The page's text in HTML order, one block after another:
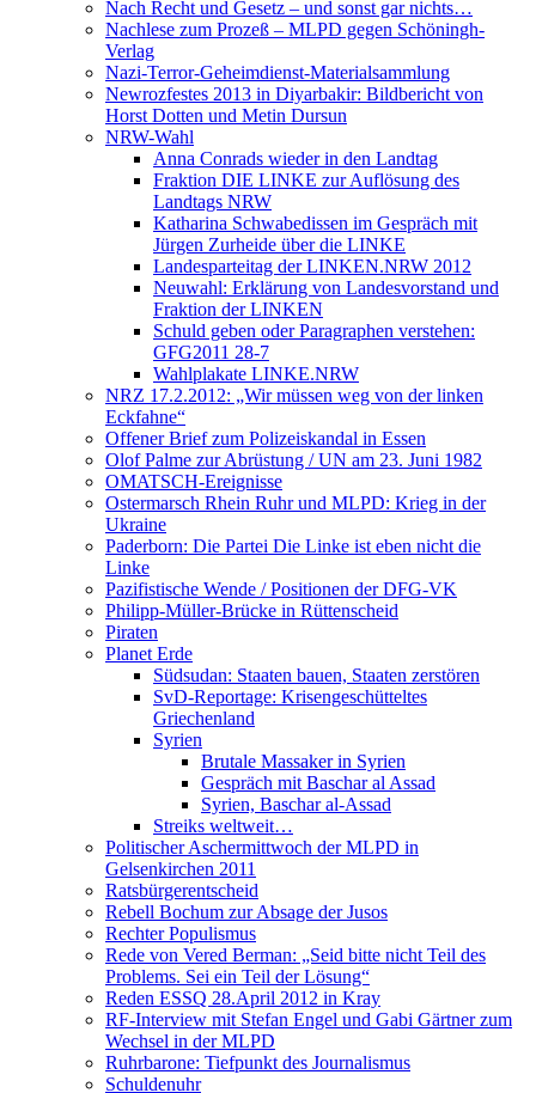
Nach Recht und Gesetz – und sonst gar nichts…
Nachlese zum Prozeß – MLPD gegen Schöningh-
Verlag
Nazi-Terror-Geheimdienst-Materialsammlung
Newrozfestes 2013 in Diyarbakir: Bildbericht von
Horst Dotten und Metin Dursun
NRW-Wahl
Anna Conrads wieder in den Landtag
Fraktion DIE LINKE zur Auflösung des
Landtags NRW
Katharina Schwabedissen im Gespräch mit
Jürgen Zurheide über die LINKE
Landesparteitag der LINKEN.NRW 2012
Neuwahl: Erklärung von Landesvorstand und
Fraktion der LINKEN
Schuld geben oder Paragraphen verstehen:
GFG2011 28-7
Wahlplakate LINKE.NRW
NRZ 17.2.2012: „Wir müssen weg von der linken
Eckfahne“
Offener Brief zum Polizeiskandal in Essen
Olof Palme zur Abrüstung / UN am 23. Juni 1982
OMATSCH-Ereignisse
Ostermarsch Rhein Ruhr und MLPD: Krieg in der
Ukraine
Paderborn: Die Partei Die Linke ist eben nicht die
Linke
Pazifistische Wende / Positionen der DFG-VK
Philipp-Müller-Brücke in Rüttenscheid
Piraten
Planet Erde
Südsudan: Staaten bauen, Staaten zerstören
SvD-Reportage: Krisengeschütteltes
Griechenland
Syrien
Brutale Massaker in Syrien
Gespräch mit Baschar al Assad
Syrien, Baschar al-Assad
Streiks weltweit…
Politischer Aschermittwoch der MLPD in
Gelsenkirchen 2011
Ratsbürgerentscheid
Rebell Bochum zur Absage der Jusos
Rechter Populismus
Rede von Vered Berman: „Seid bitte nicht Teil des
Problems. Sei ein Teil der Lösung“
Reden ESSQ 28.April 2012 in Kray
RF-Interview mit Stefan Engel und Gabi Gärtner zum
Wechsel in der MLPD
Ruhrbarone: Tiefpunkt des Journalismus
Schuldenuhr